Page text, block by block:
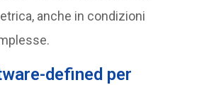
anche in condizioni
defined per